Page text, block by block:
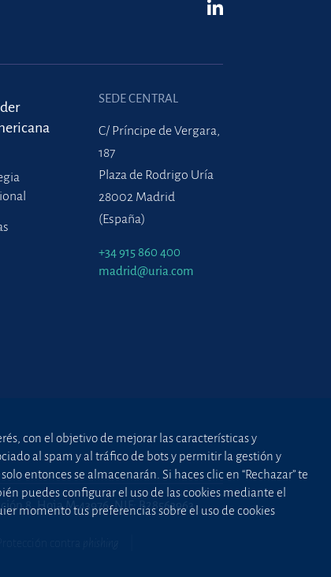
SEDE CENTRAL
C/ Príncipe de Vergara,
187
Plaza de Rodrigo Uría
28002 Madrid
(España)
+34 915 860 400
madrid@uria.com
8, Hoja M-43976. NIF: B28563963
con el objetivo de mejorar las características y
al spam y al tráfico de bots y permitir la gestión y
entonces se almacenarán. Si haces clic en “Rechazar” te
puedes configurar el uso de las cookies mediante el
momento tus preferencias sobre el uso de cookies